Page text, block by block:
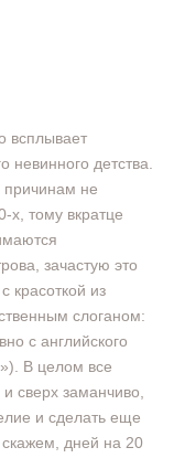
всплывает
невинного детства.
причинам не
х, тому вкратце
зачастую это
красоткой из
слоганом:
с английского
В целом все
сверх заманчиво,
и сделать еще
скажем, дней на 20